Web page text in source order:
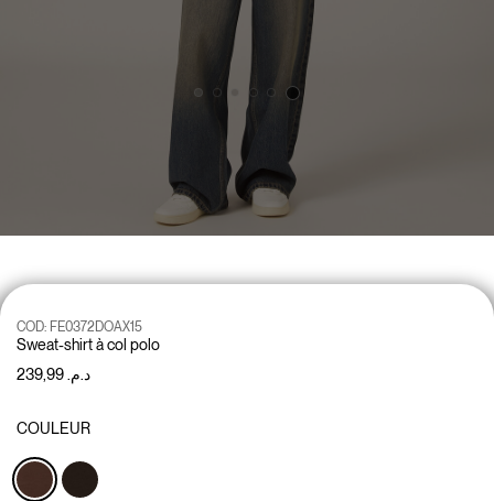
Sweat-shirt à col polo
COD: FE0372DOAX15
د.م. 239,99
COULEUR